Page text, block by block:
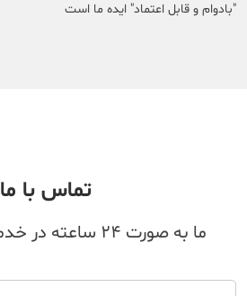
"بادوام و قابل اعتماد" ایده ما است
تماس با ما
ما به صورت 24 ساعته در خدمت شما هستیم